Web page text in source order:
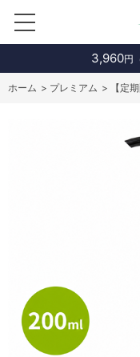
3,960円
ホーム > プレミアム > 【定